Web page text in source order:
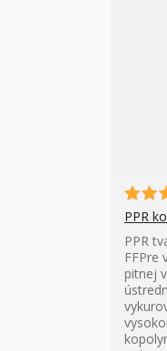
PPR
PPR
FFPre
pitnej